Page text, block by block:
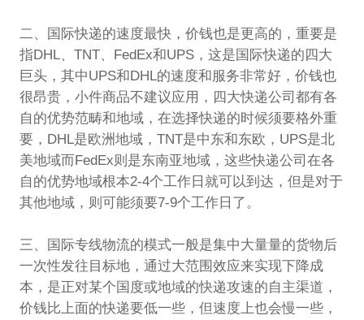
二、国际快递的速度最快，价钱也是更高的，重要是
指DHL、TNT、FedEx和UPS，这是国际快递的四大
巨头，其中UPS和DHL的速度和服务非常好，价钱也
很昂贵，小件商品不建议应用，四大快递公司都有各
自的优势范畴和地域，在选择快递的时候须要格外重
要，DHL是欧洲地域，TNT是中东和东欧，UPS是北
美地域而FedEx则是东南亚地域，这些快递公司在各
自的优势地域根本2-4个工作日就可以到达，但是对于
其他地域，则可能须要7-9个工作日了。
三、国际专线物流的模式一般是集中大量量的货物后
一次性发往目标地，通过大范围效应来实现下降成
本，是正对某个国度或地域的快递攻速的自主渠道，
价钱比上面的快递要低一些，但速度上也会慢一些，